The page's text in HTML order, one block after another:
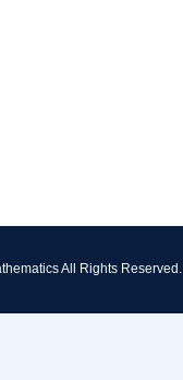
All Rights Reserved.